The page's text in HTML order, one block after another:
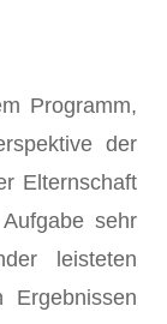
Programm,
der
Elternschaft
sehr
leisteten